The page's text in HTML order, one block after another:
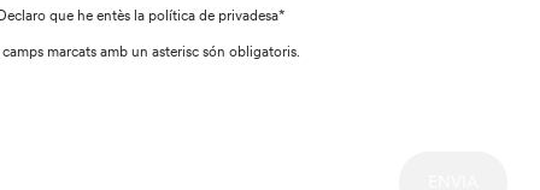
del qual ets part o les mesures precontractuals
RGPD). El tractament de dades serà realitzat per personal
que he entès la política de privadesa*
marcats amb un asterisc són obligatoris.